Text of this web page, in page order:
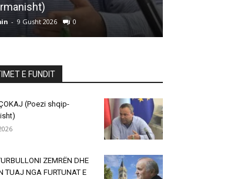
- 9 Gusht 2026 0
E FUNDIT
(Poezi shqip-
ZEMRËN DHE
TUAJ NGA FURTUNAT E